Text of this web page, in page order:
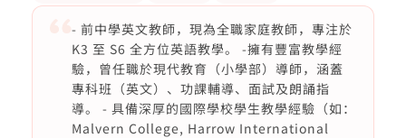
- 前中學英文教師，現為全職家庭教師，專注於
K3 至 S6 全方位英語教學。 -擁有豐富教學經
驗，曾任職於現代教育（小學部）導師，涵蓋
專科班（英文）、功課輔導、面試及朗誦指
導。 - 具備深厚的國際學校學生教學經驗（如：
Malvern College, Harrow International